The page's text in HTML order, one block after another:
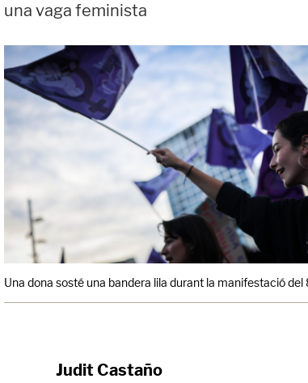
una vaga feminista
Una dona sosté una bandera lila durant la manifestació
Judit Castaño